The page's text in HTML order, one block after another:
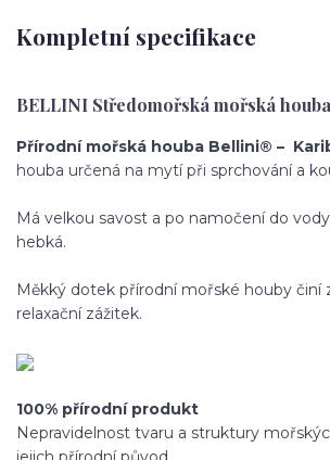
Kompletní specifikace
BELLINI Středomořská mořská
Přírodní mořská houba Bellini® –
houba určená na mytí při sprchování a
Má velkou savost a po namočení do
hebká.
Měkký dotek přírodní mořské houby činí
relaxační zážitek.
100% přírodní produkt
Nepravidelnost tvaru a struktury